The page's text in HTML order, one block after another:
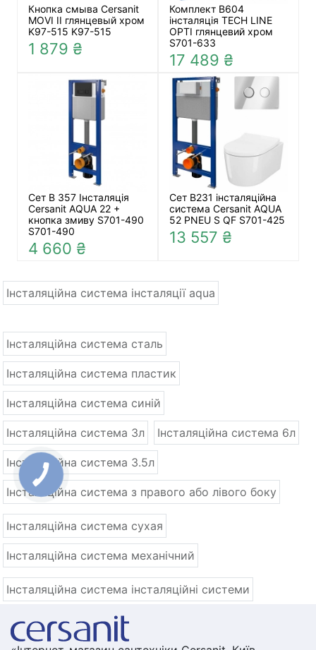
Кнопка смыва Cersanit
MOVI II глянцевый хром
K97-515 K97-515
1 879 ₴
Комплект B604
інсталяція TECH LINE
OPTI глянцевий хром
S701-633
17 489 ₴
Сет В 357 Інсталяція
Cersanit AQUA 22 +
кнопка змиву S701-490
S701-490
4 660 ₴
Сет B231 інсталяційна
система Cersanit AQUA
52 PNEU S QF S701-425
13 557 ₴
Інсталяційна система інсталяції aqua
Інсталяційна система сталь
Інсталяційна система пластик
Інсталяційна система синій
Інсталяційна система 3л Інсталяційна система 6л
Інсталяційна система 3.5л
Інсталяційна система з правого або лівого боку
Інсталяційна система сухая
Інсталяційна система механічний
Інсталяційна система інсталяційні системи